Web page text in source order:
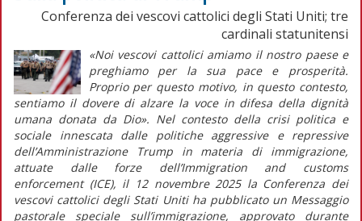
Conferenza dei vescovi cattolici degli Stati Uniti; tre
cardinali statunitensi
«Noi vescovi cattolici amiamo il nostro paese e
preghiamo per la sua pace e prosperità.
Proprio per questo motivo, in questo contesto,
sentiamo il dovere di alzare la voce in difesa della dignità
umana donata da Dio». Nel contesto della crisi politica e
sociale innescata dalle politiche aggressive e repressive
dell’Amministrazione Trump in materia di immigrazione,
attuate dalle forze dell’Immigration and customs
enforcement (ICE), il 12 novembre 2025 la Conferenza dei
vescovi cattolici degli Stati Uniti ha pubblicato unMessaggio
pastorale speciale sull’immigrazione, approvato durante